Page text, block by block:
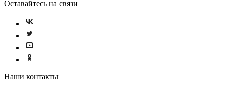
Оставайтесь на связи
Наши контакты